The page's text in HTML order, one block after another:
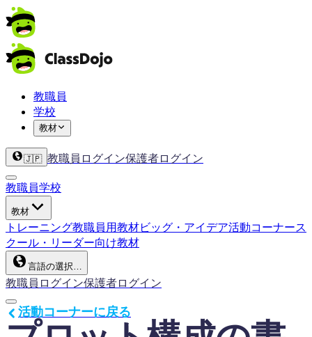
教職員
学校
教材
🇯🇵 教職員ログイン保護者ログイン
教職員学校
教材
トレーニング教職員用教材ビッグ・アイデア活動コーナース
クール・リーダー向け教材
言語の選択…
教職員ログイン保護者ログイン
活動コーナーに戻る